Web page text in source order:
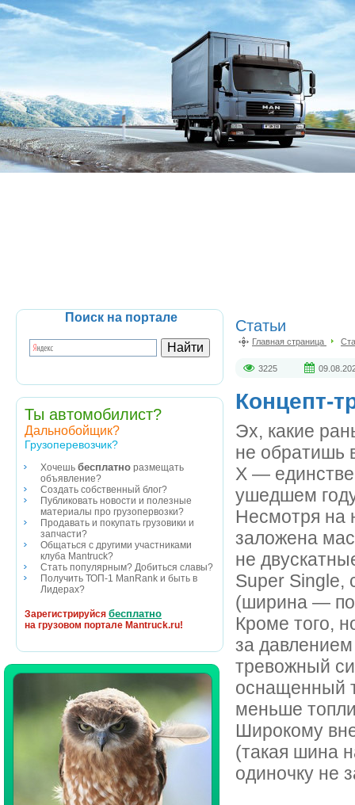
Поиск на портале
Ты автомобилист?
Дальнобойщик?
Грузоперевозчик?
Хочешь бесплатно размещать
объявление?
Создать собственный блог?
Публиковать новости и полезные
материалы про грузопервозки?
Продавать и покупать грузовики и
запчасти?
Общаться с другими участниками
клуба Mantruck?
Стать популярным? Добиться славы?
Получить ТОП-1 ManRank и быть в
Лидерах?
Зарегистрируйся бесплатно
на грузовом портале Mantruck.ru!
Статьи
Главная страница
3225
Концепт-
Эх, какие
не обратишь
X —
ушедшем
Несмотря на
заложена
не
Super Single,
(ширина —
Кроме того,
за
тревожный
оснащенный
меньше
Широкому
(такая шина
одиночку не